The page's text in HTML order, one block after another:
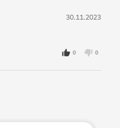
30.11.2023
0 0